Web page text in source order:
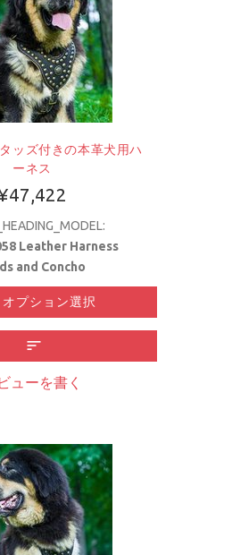
ッズ付きの本革犬用ハ
ーネス
Leather Harness
and Concho
オプション選択
ューを書く